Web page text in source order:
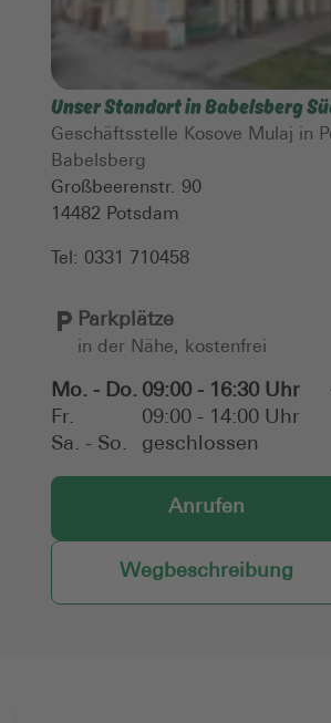
Unser Standort in Babelsberg
Geschäftsstelle Kosove Mulaj in
Babelsberg
Großbeerenstr. 90
14482 Potsdam
Tel: 0331 710458
Parkplätze
in der Nähe, kostenfrei
Mo. - Do. 09:00 - 16:30 Uhr
Fr.
09:00 - 14:00 Uhr
Sa. - So.
geschlossen
Anrufen
Wegbeschreibung